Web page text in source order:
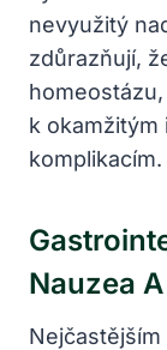
nevyužitý
zdůrazňují,
k okamžitým
komplikacím.
Nauzea